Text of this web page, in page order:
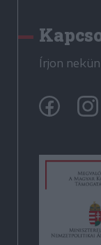
Írjon